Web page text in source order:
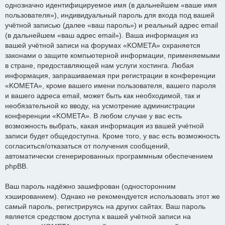
однозначно идентифицируемое имя (в дальнейшем «ваше имя
пользователя»), индивидуальный пароль для входа под вашей
учётной записью (далее «ваш пароль») и реальный адрес email
(в дальнейшем «ваш адрес email»). Ваша информация из
вашей учётной записи на форумах «KOMETA» охраняется
законами о защите компьютерной информации, применяемыми
в стране, предоставляющей нам услуги хостинга. Любая
информация, запрашиваемая при регистрации в конференции
«KOMETA», кроме вашего имени пользователя, вашего пароля
и вашего адреса email, может быть как необходимой, так и
необязательной ко вводу, на усмотрение администрации
конференции «KOMETA». В любом случае у вас есть
возможность выбрать, какая информация из вашей учётной
записи будет общедоступна. Кроме того, у вас есть возможность
согласиться/отказаться от получения сообщений,
автоматически сгенерированных программным обеспечением
phpBB.
Ваш пароль надёжно зашифрован (односторонним
хэшированием). Однако не рекомендуется использовать этот же
самый пароль, регистрируясь на других сайтах. Ваш пароль
является средством доступа к вашей учётной записи на